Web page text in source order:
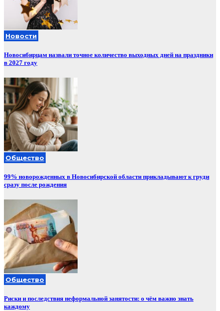
Новости
Новосибирцам назвали точное количество выходных дней на праздники
в 2027 году
Общество
99% новорожденных в Новосибирской области прикладывают к груди
сразу после рождения
Общество
Риски и последствия неформальной занятости: о чём важно знать
каждому